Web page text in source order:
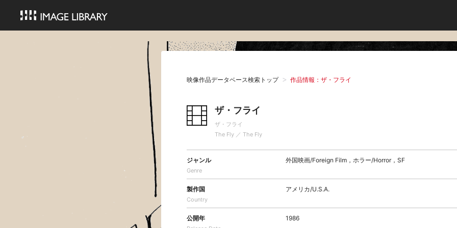
映像作品データベース検索トップ 作品情報：ザ・フライ
ザ・フライ
ザ・フライ
The Fly ／ The Fly
ジャンル
Genre
外国映画/Foreign Film，ホラー/Horror，SF
製作国
Country
アメリカ/U.S.A.
公開年 1986